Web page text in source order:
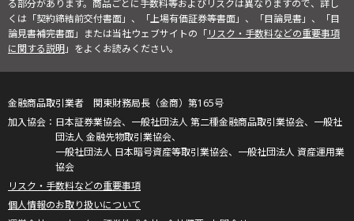
る部分があります。商品ごとに手数料等およびリスクは異なりますので、詳し
くは「契約締結前交付書面」、「上場有価証券等書面」、「目論見書」、「目
論見書補完書面」または当社ウェブサイトの「リスク・手数料などの重要事項
に関する説明」をよくお読みください。
金融商品取引業者 関東財務局長（金商）第165号
日本証券業協会、一般社団法人 第二種金融商品取引業協会、一般社
団法人 金融先物取引業協会、
一般社団法人 日本暗号資産等取引業協会、一般社団法人 資産運用業
協会
リスク・手数料などの重要事項
個人情報のお取り扱いについて